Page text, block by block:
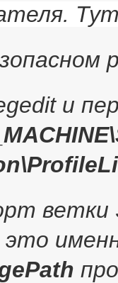
и
это